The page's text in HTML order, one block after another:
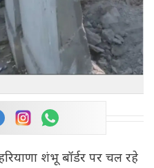
शंभू बॉर्डर पर चल रहे